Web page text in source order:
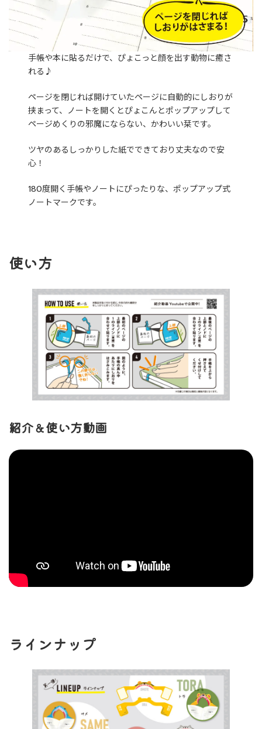
手帳や本に貼るだけで、ぴょこっと顔を出す動物に癒さ
れる♪
ページを閉じれば開けていたページに自動的にしおりが
挟まって、ノートを開くとぴょこんとポップアップして
ページめくりの邪魔にならない、かわいい栞です。
ツヤのあるしっかりした紙でできており丈夫なので安
心！
180度開く手帳やノートにぴったりな、ポップアップ式
ノートマークです。
使い方
紹介＆使い方動画
ラインナップ